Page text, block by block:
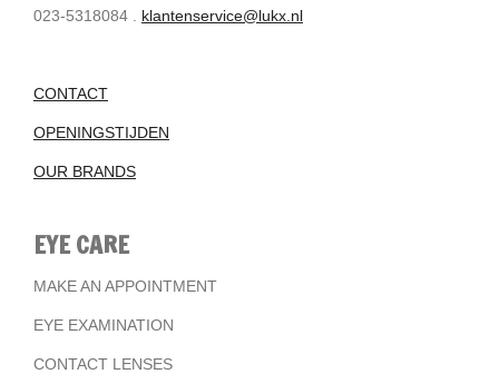
023-5318084 . klantenservice@lukx.nl
CONTACT
OPENINGSTIJDEN
OUR BRANDS
EYE CARE
MAKE AN APPOINTMENT
EYE EXAMINATION
CONTACT LENSES